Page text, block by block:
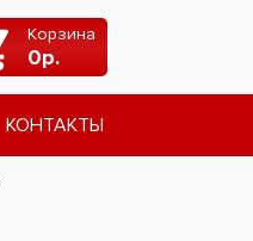
Корзина
0р.
КОНТАКТЫ